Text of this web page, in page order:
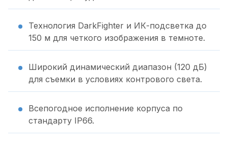
Технология DarkFighter и ИК-подсветка до
150 м для четкого изображения в темноте.
Широкий динамический диапазон (120 дБ)
для съемки в условиях контрового света.
Всепогодное исполнение корпуса по
стандарту IP66.